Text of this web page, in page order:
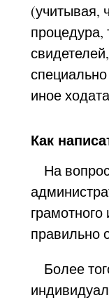
(учитывая,
процедура,
иное
Как
На
правильно
Более